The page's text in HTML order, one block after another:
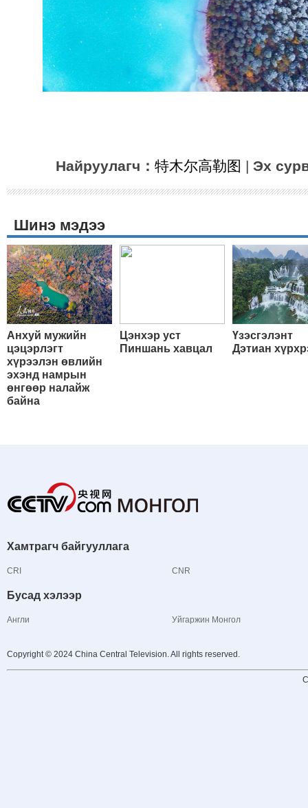
Найруулагч： 特木尔高勒图 | Эх
Шинэ мэдээ
Анхуй мужийн
цэцэрлэгт
хүрээлэн өвлийн
эхэнд намрын
өнгөөр налайж
байна
Цэнхэр уст
Пиншань хавцал
Үзэсгэлэнт
Дэтиан
Хамтрагч байгууллага
CRI CNR
Бусад хэлээр
Англи Уйгаржин Монгол
Copyright © 2024 China Central Television. All rights reserved.